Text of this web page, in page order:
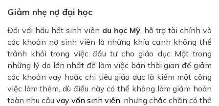
Giảm nhẹ nợ đại học
Đối với hầu hết sinh viên du học Mỹ , hỗ trợ tài chính và
các khoản nợ sinh viên là những khía cạnh không thể
tránh khỏi trong việc đầu tư cho giáo dục Một trong
những lý do lớn nhất để làm việc bán thời gian để giảm
các khoản vay hoặc chi tiêu giáo dục là kiếm một công
việc làm thêm, dù điều này có thể không làm giảm hoàn
toàn nhu cầu vay vốn sinh viên , nhưng chắc chắn có thể